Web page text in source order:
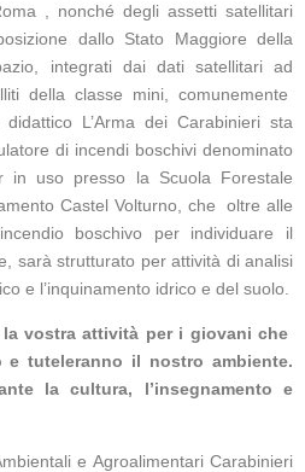
, nonché degli assetti satellitari
dallo Stato Maggiore della
integrati dai dati satellitari ad
della classe mini, comunemente
L’Arma dei Carabinieri sta
di incendi boschivi denominato
in uso presso la Scuola Forestale
Castel Volturno, che oltre alle
boschivo per individuare il
sarà strutturato per attività di analisi
e l’inquinamento idrico e del suolo.
vostra attività per i giovani che
tuteleranno il nostro ambiente.
la cultura, l’insegnamento e
e Agroalimentari Carabinieri